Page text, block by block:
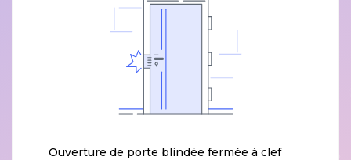
Ouverture de porte blindée fermée à clef